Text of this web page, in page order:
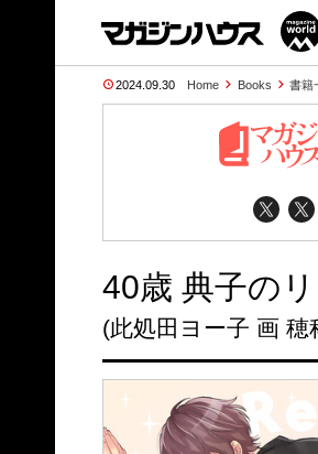
2024.09.30 Home Books 書籍
40歳 典子の
(此処田ヨー子 画 穂